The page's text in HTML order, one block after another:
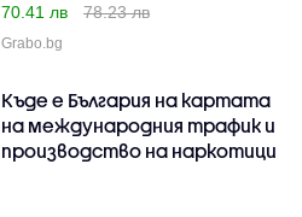
70.41 лв
78.23 лв
Grabo.bg
Къде е България на картата
на международния трафик и
производство на наркотици